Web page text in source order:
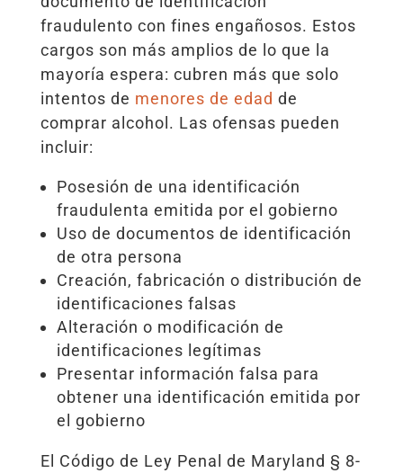
fraudulento con fines engañosos. Estos
cargos son más amplios de lo que la
mayoría espera: cubren más que solo
intentos de menores de edad de
comprar alcohol. Las ofensas pueden
incluir:
Posesión de una identificación
fraudulenta emitida por el gobierno
Uso de documentos de identificación
de otra persona
Creación, fabricación o distribución de
identificaciones falsas
Alteración o modificación de
identificaciones legítimas
Presentar información falsa para
obtener una identificación emitida por
el gobierno
El Código de Ley Penal de Maryland § 8-